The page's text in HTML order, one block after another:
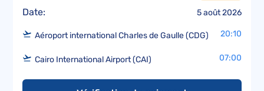
Date: 5 août 2026
Aéroport international Charles de Gaulle (CDG) 20:10
Cairo International Airport (CAI) 07:00